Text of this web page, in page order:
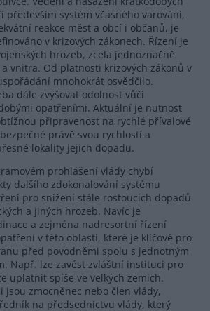
především systém včasného varování,
reakce měst a obcí i občanů, je
v krizových zákonech. Řízení je
hrozeb, zcela jednoznačně
vnitra. Od platnosti krizových zákonů v
mnohokrát osvědčilo.
dále zvyšovat odolnost vůči
opatřeními. Aktuální je nutnost
připravenost na rychlé přívalové
právě svou rychlostí a
lokality jejich dopadu.
prohlášení vlády chybí
dalšího zdokonalování systému
pro snížení stále rostoucích dopadů
a jiných hrozeb. Navíc je
a zejména nadresortní řízení
v této oblasti, které je klíčové pro
před povodněmi spolu s jednotným
Např. lze zavést zvláštní instituci pro
uplatnit spíše ve velkých zemích.
jsou zmocněnec nebo člen vlády,
na předsednictvu vlády, který